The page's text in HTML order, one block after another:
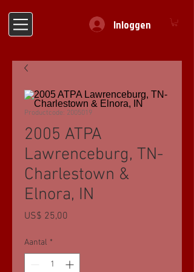
Inloggen
Productcode: 2005019
2005 ATPA
Lawrenceburg, TN-
Charlestown &
Elnora, IN
US$ 25,00
Aantal *